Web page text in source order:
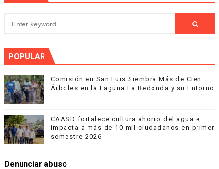
POPULAR
Comisión en San Luis Siembra Más de Cien
Árboles en la Laguna La Redonda y su Entorno
CAASD fortalece cultura ahorro del agua e
impacta a más de 10 mil ciudadanos en primer
semestre 2026
Denunciar abuso